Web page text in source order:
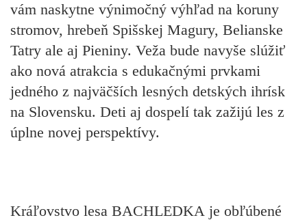
vám naskytne výnimočný výhľad na koruny
stromov, hrebeň Spišskej Magury, Belianske
Tatry ale aj Pieniny. Veža bude navyše slúžiť
ako nová atrakcia s edukačnými prvkami
jedného z najväčších lesných detských ihrísk
na Slovensku. Deti aj dospelí tak zažijú les z
úplne novej perspektívy.
Kráľovstvo lesa BACHLEDKA je obľúbené